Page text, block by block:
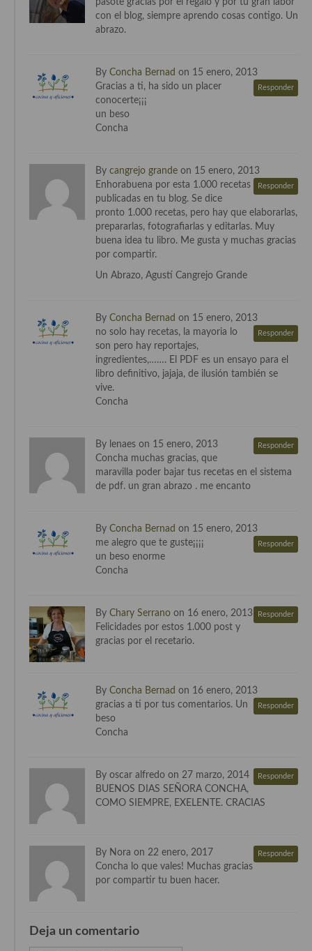
Cocina Azerí (Azerbaiyán)
Cocina Oriental
Cocina Tailandesa
Cocina Vietnamita
Cocina camboyana
Cocina del Pacifico
Cocina filipina
Cocina de Madagascar
Cocina Sudafrinaca
Cocina del Congo
Cocina Yoshoku
Cocinas de España
Cocina Andaluza
Cocina Asturiana
Cocina Castellana
Cocina Castilla – La Mancha
Cocina Catalana
Cocina Extremeña
Cocina Gallega
Cocina Madrileña
con el blog, siempre aprendo cosas contigo. Un
abrazo.
By Concha Bernad on 15 enero, 2013
Responder
Gracias a ti, ha sido un placer
conocerte¡¡¡
un beso
Concha
By cangrejo grande on 15 enero, 2013
Responder
Enhorabuena por esta 1.000 recetas
publicadas en tu blog. Se dice
pronto 1.000 recetas, pero hay que elaborarlas,
prepararlas, fotografiarlas y editarlas. Muy
buena idea tu libro. Me gusta y muchas gracias
por compartir.
Un Abrazo, Agustí Cangrejo Grande
By Concha Bernad on 15 enero, 2013
Responder
no solo hay recetas, la mayoria lo
son pero hay reportajes,
ingredientes,……. El PDF es un ensayo para el
libro definitivo, jajaja, de ilusión también se
vive.
Concha
By lenaes on 15 enero, 2013 Responder
Concha muchas gracias, que
maravilla poder bajar tus recetas en el sistema
de pdf. un gran abrazo . me encanto
By Concha Bernad on 15 enero, 2013
Responder
me alegro que te guste¡¡¡¡
un beso enorme
Concha
By Chary Serrano on 16 enero, 2013 Responder
Felicidades por estos 1.000 post y
gracias por el recetario.
By Concha Bernad on 16 enero, 2013
Responder
gracias a ti por tus comentarios. Un
beso
Concha
By oscar alfredo on 27 marzo, 2014 Responder
BUENOS DIAS SEÑORA CONCHA,
COMO SIEMPRE, EXELENTE. CRACIAS
By Nora on 22 enero, 2017 Responder
Concha lo que vales! Muchas gracias
por compartir tu buen hacer.
Deja un comentario